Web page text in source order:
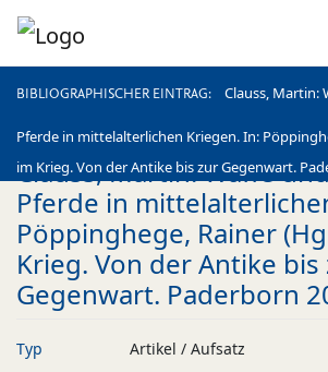
BIBLIOGRAPHISCHER EINTRAG Clauss, Martin:
Pferde in mittelalterlichen Kriegen. In:
im Krieg. Von der Antike bis zur Gegenwart.
BIBLIOGRAPHISCHER EINTRAG
Clauss, Martin: Waffe
Pferde in
Pöppinghege, Rainer
Krieg. Von der Antike bis
Gegenwart. Paderborn
Typ Artikel / Aufsatz